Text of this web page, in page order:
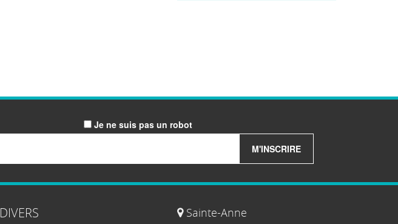
Je ne suis pas un robot
M'INSCRIRE
DIVERS Sainte-Anne